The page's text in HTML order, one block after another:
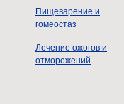
Пищеварение и
гомеостаз
Лечение ожогов и
отморожений